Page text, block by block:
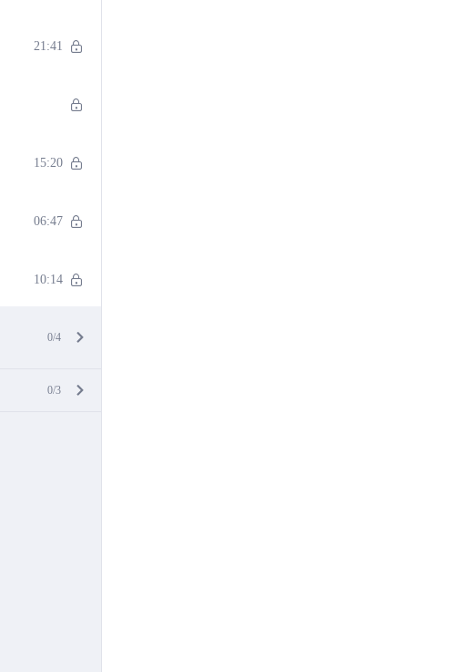
21:41
15:20
06:47
10:14
0/4
0/3